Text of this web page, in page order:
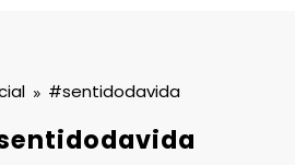
#sentidodavida